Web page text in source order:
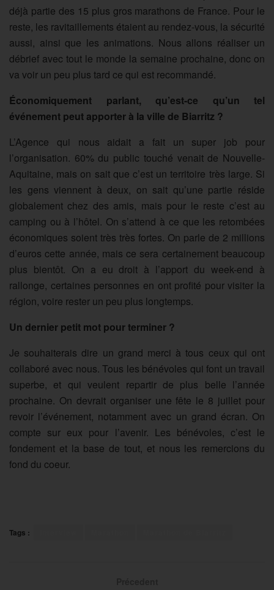
déjà partie des 15 plus gros marathons de France. Pour le
reste, les ravitaillements étaient au rendez-vous, la sécurité
aussi, ainsi que les animations. Nous allons réaliser un
débrief avec tout le monde la semaine prochaine, donc on
va voir un peu plus tard ce qui est recommandé.
Économiquement parlant, qu’est-ce qu’un tel
événement peut apporter à la ville de Biarritz ?
L’Agence qui nous aidait a fait un super job pour
l’organisation. 60% du public touché venait de Nouvelle-
Aquitaine, mais on sait que c’est un territoire très large. Si
les gens viennent à deux, on sait qu’une partie réside
globalement chez des amis, mais pour le reste c’est au
camping ou à l’hôtel. On s’attend à ce que les retombées
économiques soient très très fortes. On parle de 2 millions
d’euros cette année, mais ce sera certainement beaucoup
plus bientôt. On a eu droit à l’apport du week-end à
rallonge, certaines personnes en ont profité pour visiter la
région, voire rester un peu plus longtemps.
Un dernier petit mot pour terminer ?
Je souhaiterais dire un grand merci à tous ceux qui ont
collaboré avec nous. Tous les bénévoles qui font un travail
superbe, et qui veulent repartir de plus belle l’année
prochaine. On devrait organiser une fête le 8 juillet pour
revoir l’événement, notamment avec un grand écran. On
compte sur eux pour l’avenir. Les bénévoles, c’est le
fondement et la base de tout, et nous les remercions du
fond du coeur.
Tags :